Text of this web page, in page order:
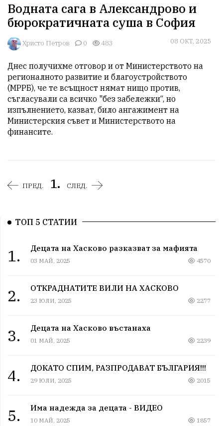
Водната сага в Александрово и
бюрократичната суша в София
Христо Петров 0 483 08 ОКТ, 2025
Днес получихме отговор и от Министерството на
регионалното развитие и благоустройството
(МРРБ), че те всъщност нямат нищо против,
съгласували са всичко "без забележки“, но
изпълнението, казват, било ангажимент на
Министерския съвет и Министерството на
финансите.
ПРЕД. 1. СЛЕД.
ТОП 5 СТАТИИ
1. Децата на Хасково разказват за мафията
03 МАЙ, 2025 4570
2. ОТКРАДНАТИТЕ ВИЛИ НА ХАСКОВО
23 ЮЛИ, 2025 2277
3. Децата на Хасково въстанаха
01 МАЙ, 2025 2239
4. ДОКАТО СПИМ, РАЗПРОДАВАТ БЪЛГАРИЯ!!!
29 ЮЛИ, 2025 2015
5. Има надежда за децата - ВИДЕО
10 МАЙ, 2025 1857